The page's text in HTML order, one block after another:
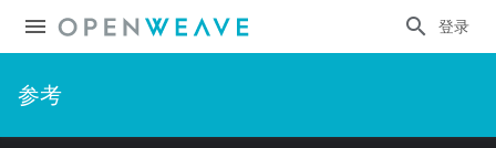
登录
参考